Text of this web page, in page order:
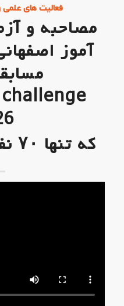
فعالیت های
آموز
که تنها ۷۰ نفر انتخاب شدن